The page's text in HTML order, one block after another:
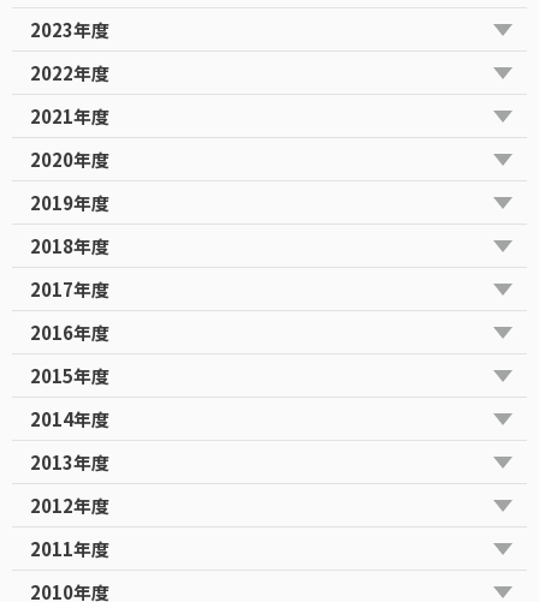
2023年度
2022年度
2021年度
2020年度
2019年度
2018年度
2017年度
2016年度
2015年度
2014年度
2013年度
2012年度
2011年度
2010年度